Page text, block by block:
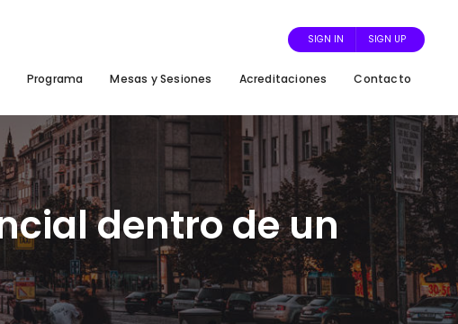
SIGN IN SIGN UP
Programa Mesas y Sesiones Acreditaciones Contacto
dentro de un